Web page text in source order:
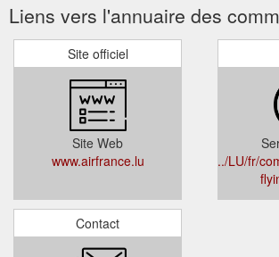
Liens vers l'annuaire des
Site officiel
Site Web
www.airfrance.lu
../LU/fr/
Contact